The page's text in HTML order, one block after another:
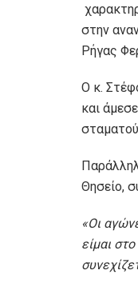
στην
Ρήγας
Ο κ.
και
Θησείο,
«Οι
είμαι